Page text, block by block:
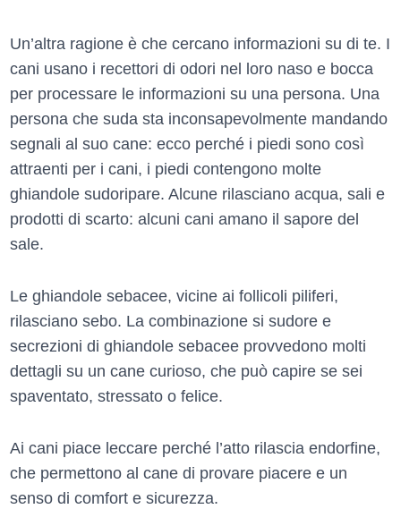
Un’altra ragione è che cercano informazioni su di te. I
cani usano i recettori di odori nel loro naso e bocca
per processare le informazioni su una persona. Una
persona che suda sta inconsapevolmente mandando
segnali al suo cane: ecco perché i piedi sono così
attraenti per i cani, i piedi contengono molte
ghiandole sudoripare. Alcune rilasciano acqua, sali e
prodotti di scarto: alcuni cani amano il sapore del
sale.
Le ghiandole sebacee, vicine ai follicoli piliferi,
rilasciano sebo. La combinazione si sudore e
secrezioni di ghiandole sebacee provvedono molti
dettagli su un cane curioso, che può capire se sei
spaventato, stressato o felice.
Ai cani piace leccare perché l’atto rilascia endorfine,
che permettono al cane di provare piacere e un
senso di comfort e sicurezza.